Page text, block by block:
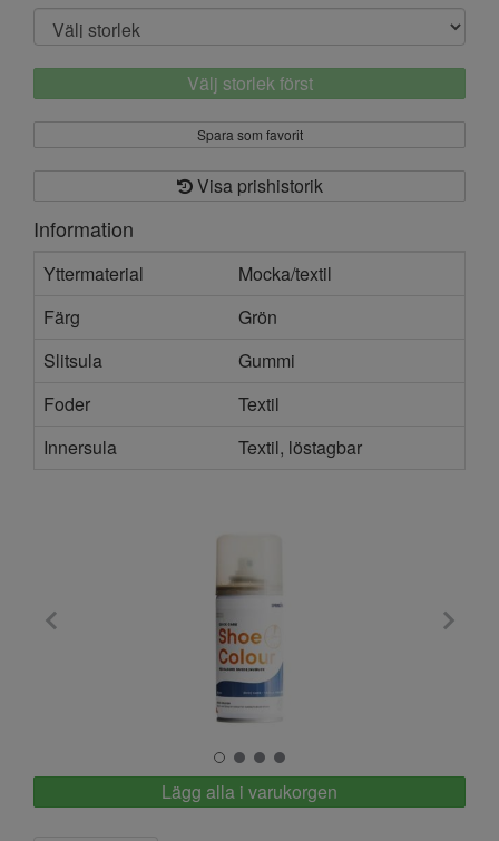
Välj storlek först
Spara som favorit
Visa prishistorik
Information
Yttermaterial
Mocka/textil
Färg
Grön
Slitsula
Gummi
Foder
Textil
Innersula
Textil, löstagbar
Springyard
Lägg alla i varukorgen